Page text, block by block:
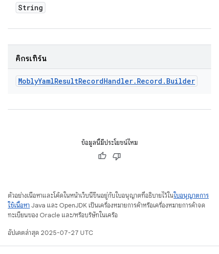
String
คิกรีเทิร์น
MoblyYamlResultRecordHandler. Record . Builder
ข้อมูลนี้มีประโยชน์ไหม
ตัวอย่างเนื้อหาและโค้ดในหน้าเว็บนี้ขึ้นอยู่กับใบอนุญาตที่อธิบายไว้ในใบอนุญาตการ
ใช้เนื้อหา Java และ OpenJDK เป็นเครื่องหมายการค้าหรือเครื่องหมายการค้าจด
ทะเบียนของ Oracle และ/หรือบริษัทในเครือ
อัปเดตล่าสุด 2025-07-27 UTC